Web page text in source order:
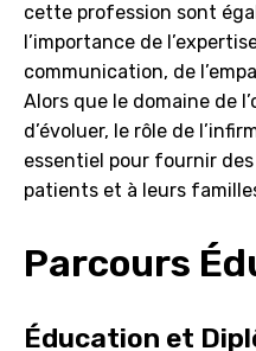
cette profession sont
l’importance de
communication, de
Alors que le domaine de
d’évoluer, le rôle de
essentiel pour fournir
patients et à leurs
Parcours
Éducation et